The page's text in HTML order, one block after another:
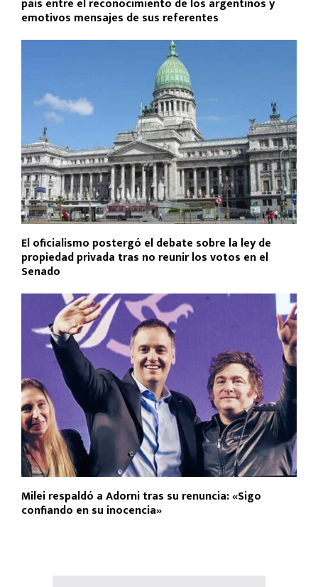
país entre el reconocimiento de los argentinos y
emotivos mensajes de sus referentes
El oficialismo postergó el debate sobre la ley de
propiedad privada tras no reunir los votos en el
Senado
Milei respaldó a Adorni tras su renuncia: «Sigo
confiando en su inocencia»